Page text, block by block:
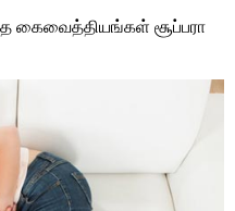
கைவைத்தியங்கள் சூப்பரா